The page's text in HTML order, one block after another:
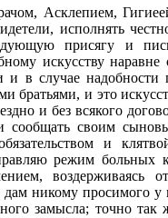
Асклепием,
исполнять
присягу и
искусству
и в случае
братьями, и это
и без всякого
сообщать своим
и
режим больных
воздерживаясь
никому просимого у
замысла; точно